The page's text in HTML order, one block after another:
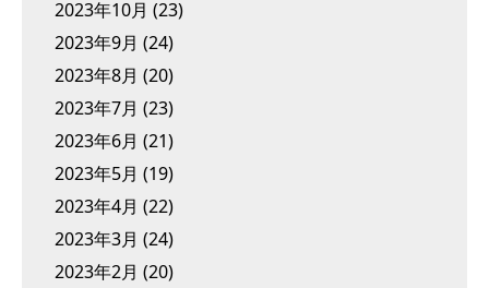
2023年10月 (23)
2023年9月 (24)
2023年8月 (20)
2023年7月 (23)
2023年6月 (21)
2023年5月 (19)
2023年4月 (22)
2023年3月 (24)
2023年2月 (20)